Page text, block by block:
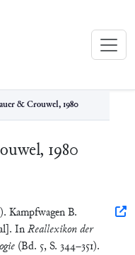
& Crouwel, 1980
1980
Kampfwagen B.
InReallexikon der
(Bd. 5, S. 344–351).